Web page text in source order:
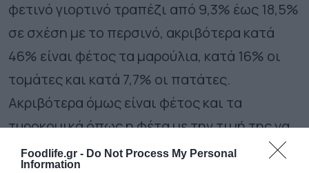
Foodlife.gr - Do Not Process My Personal
Information
φετινό γιορτινό τραπέζι από 9,3% έως 18,5%
σε σχέση με το περσινό, ακριβότερα κατά
46% είναι φέτος τα μαρούλια, κατά 16% οι
τομάτες και κατά 7,7% οι πατάτες.
Ακριβότερα όμως είναι φέτος και τα
τυροκομικά όπως η φέτα με την τιμή της να
έχει αυξηθεί κατά 24%.